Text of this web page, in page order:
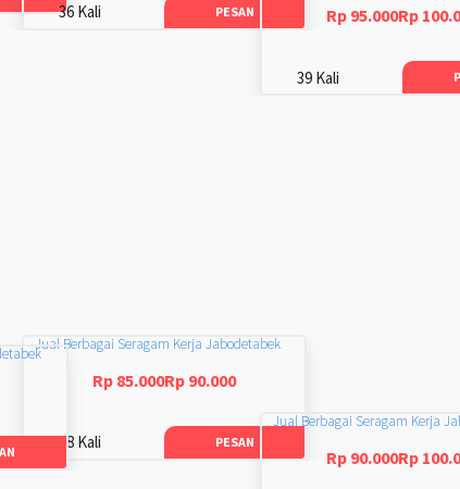
36 Kali PESAN Rp 95.000Rp
39 Kali
Jual Berbagai Seragam Kerja Jabodetabek
Rp 85.000Rp 90.000
48 Kali PESAN
Jual Berbagai Seragam Kerja
Rp 90.000Rp